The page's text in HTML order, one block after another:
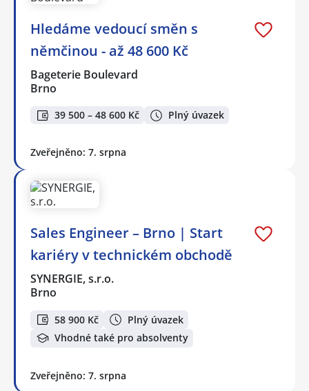
Hledáme vedoucí směn s
němčinou - až 48 600 Kč
Bageterie Boulevard
Brno
39 500 – 48 600 Kč Plný úvazek
Zveřejněno: 7. srpna
Sales Engineer – Brno | Start
kariéry v technickém obchodě
SYNERGIE, s.r.o.
Brno
58 900 Kč
Plný úvazek
Vhodné také pro absolventy
Zveřejněno: 7. srpna